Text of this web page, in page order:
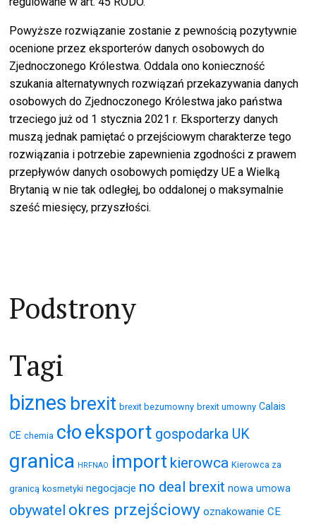
Powyższe rozwiązanie zostanie z pewnością pozytywnie
ocenione przez eksporterów danych osobowych do
Zjednoczonego Królestwa. Oddala ono konieczność
szukania alternatywnych rozwiązań przekazywania danych
osobowych do Zjednoczonego Królestwa jako państwa
trzeciego już od 1 stycznia 2021 r. Eksporterzy danych
muszą jednak pamiętać o przejściowym charakterze tego
rozwiązania i potrzebie zapewnienia zgodności z prawem
przepływów danych osobowych pomiędzy UE a Wielką
Brytanią w nie tak odległej, bo oddalonej o maksymalnie
sześć miesięcy, przyszłości.
Podstrony
Tagi
biznes brexit brexit bezumowny brexit umowny Calais
CE chemia cłoeksport gospodarka UK
granica HRFNAO import kierowca Kierowca za
granicą kosmetyki negocjacje no deal brexit nowa umowa
obywatel okres przejściowy oznakowanie CE